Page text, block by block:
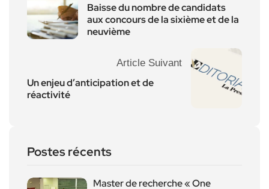
Baisse du nombre de candidats
aux concours de la sixième et de la
neuvième
Article Suivant
Un enjeu d’anticipation et de
réactivité
Postes récents
Master de recherche « One